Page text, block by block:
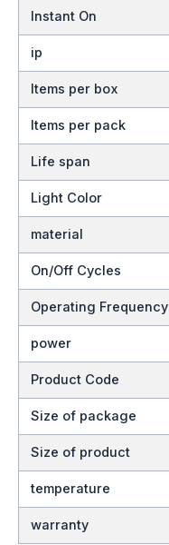
Instant On
ip
Items per box
Items per pack
Life span
Light Color
material
On/Off Cycles
Operating Frequency
power
Product Code
Size of package
Size of product
temperature
warranty